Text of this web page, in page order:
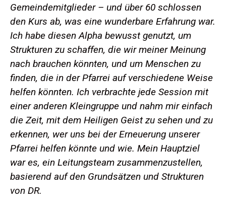
Gemeindemitglieder – und über 60 schlossen
den Kurs ab, was eine wunderbare Erfahrung war.
Ich habe diesen Alpha bewusst genutzt, um
Strukturen zu schaffen, die wir meiner Meinung
nach brauchen könnten, und um Menschen zu
finden, die in der Pfarrei auf verschiedene Weise
helfen könnten. Ich verbrachte jede Session mit
einer anderen Kleingruppe und nahm mir einfach
die Zeit, mit dem Heiligen Geist zu sehen und zu
erkennen, wer uns bei der Erneuerung unserer
Pfarrei helfen könnte und wie. Mein Hauptziel
war es, ein Leitungsteam zusammenzustellen,
basierend auf den Grundsätzen und Strukturen
von DR.